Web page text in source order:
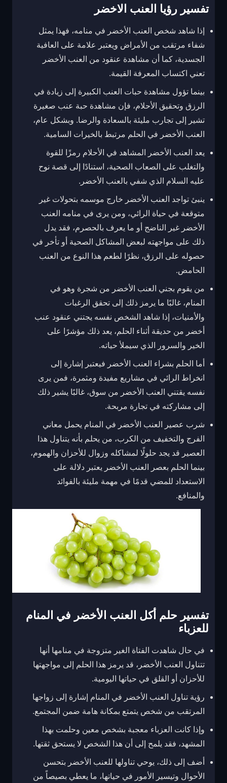
تفسير رؤيا العنب الاخضر
إذا شاهد شخص العنب الأخضر في منامه، فهذا يمثل
شفاء مرتقب من الأمراض ويعتبر علامة على العافية
الجسدية، كما أن مشاهدة عنقود من العنب الأخضر
تعني اكتساب المعرفة القيمة.
بينما تؤول مشاهدة حبات العنب الكبيرة إلى زيادة في
الرزق وتحقيق الأحلام، فإن مشاهدة حبة عنب صغيرة
تشير إلى تجارب مليئة بالسعادة والرضا. وبشكل عام،
العنب الأخضر في الحلم مرتبط بالخيرات السامية.
يعد العنب الأخضر المشاهد في الأحلام رمزًا للقوة
والتغلب على الصعاب الصحية، استنادًا إلى قصة نوح
عليه السلام الذي شفي بالعنب الأخضر.
ينبئ تواجد العنب الأخضر خارج موسمه بتحولات غير
متوقعة في حياة الرائي، ومن يرى في منامه العنب
الأخضر غير الناضج أو ما يعرف بالحصرم، فقد يدل
ذلك على مواجهته لبعض المشاكل الصحية أو تأخر في
حصوله على الرزق، نظرًا لطعم هذا النوع من العنب
الحامض.
من يقوم بجني العنب الأخضر من شجرة وهو في
المنام، غالبًا ما يرمز ذلك إلى تحقق الرغبات
والأمنيات، إذا شاهد الشخص نفسه يجتني عنقود عنب
أخضر من حديقة أثناء الحلم، يعد ذلك مؤشرًا على
الخير والسرور الذي سيملأ حياته.
أما الحلم بشراء العنب الأخضر فيعتبر إشارة إلى
انخراط الرائي في مشاريع مفيدة ومثمرة، فمن يرى
نفسه يقتني العنب الأخضر من سوق، غالبًا يشير ذلك
إلى مشاركته في تجارة مربحة.
شرب عصير العنب الأخضر في المنام يحمل معاني
الفرج والتخفيف من الكرب، من يحلم بأنه يتناول هذا
العصير قد يجد حلولًا لمشاكله وزوال للأحزان والهموم،
بينما الحلم بعصر العنب الأخضر يعتبر دلالة على
الاستعداد للمضي قدمًا في مهمة مليئة بالفوائد
والمنافع.
تفسير حلم أكل العنب الأخضر في المنام
للعزباء
في حال شاهدت الفتاة الغير متزوجة في منامها أنها
تتناول العنب الأخضر، قد يرمز هذا الحلم إلى مواجهتها
للأحزان أو القلق في حياتها اليومية.
رؤية تناول العنب الأخضر في المنام إشارة إلى زواجها
المرتقب من شخص يتمتع بمكانة هامة ضمن المجتمع.
وإذا كانت العزباء معجبة بشخص معين وحلمت بهذا
المشهد، فقد يلمح إلى أن هذا الشخص لا يستحق ثقتها.
أضف إلى ذلك، يوحي تناولها للعنب الأخضر بتحسن
الأحوال وتيسير الأمور في حياتها، ما يعطي بصيصاً من